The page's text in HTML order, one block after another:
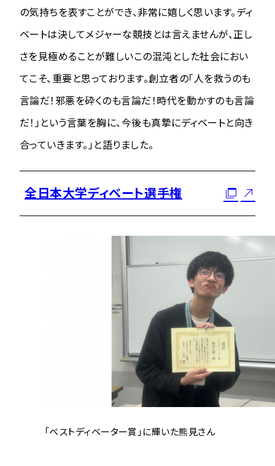
の気持ちを表すことができ、非常に嬉しく思います。ディ
ベートは決してメジャーな競技とは言えませんが、正し
さを見極めることが難しいこの混沌とした社会におい
てこそ、重要と思っております。創立者の「人を救うのも
言論だ！邪悪を砕くのも言論だ！時代を動かすのも言論
だ！」という言葉を胸に、今後も真摯にディベートと向き
合っていきます。」と語りました。
全日本大学ディベート選手権
「ベストディベーター賞」に輝いた熊見さん